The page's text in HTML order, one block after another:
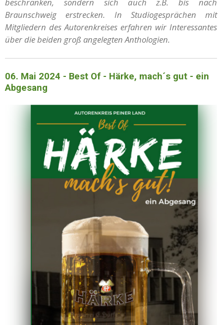
Braunschweig erstrecken. In Studiogesprächen mit
Mitgliedern des Autorenkreises erfahren wir Interessantes
über die beiden groß angelegten Anthologien.
06. Mai 2024 - Best Of - Härke, mach´s gut - ein
Abgesang